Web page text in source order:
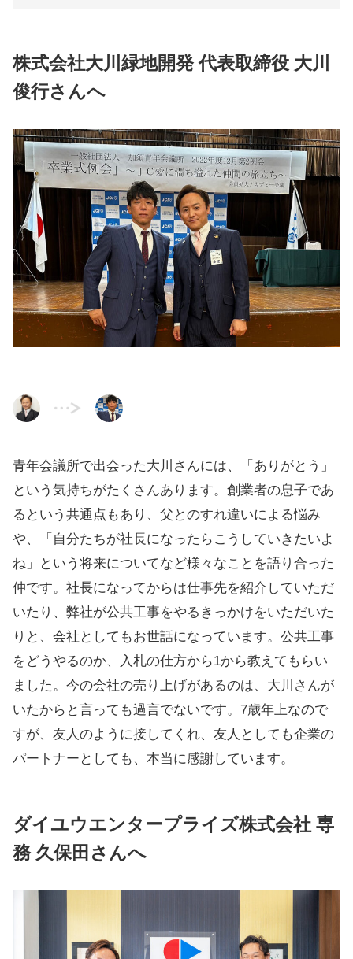
株式会社大川緑地開発 代表取締役 大川
俊行さんへ
青年会議所で出会った大川さんには、「ありがとう」
という気持ちがたくさんあります。創業者の息子であ
るという共通点もあり、父とのすれ違いによる悩み
や、「自分たちが社長になったらこうしていきたいよ
ね」という将来についてなど様々なことを語り合った
仲です。社長になってからは仕事先を紹介していただ
いたり、弊社が公共工事をやるきっかけをいただいた
りと、会社としてもお世話になっています。公共工事
をどうやるのか、入札の仕方から1から教えてもらい
ました。今の会社の売り上げがあるのは、大川さんが
いたからと言っても過言でないです。7歳年上なので
すが、友人のように接してくれ、友人としても企業の
パートナーとしても、本当に感謝しています。
ダイユウエンタープライズ株式会社 専
務 久保田さんへ